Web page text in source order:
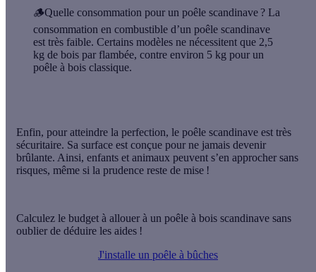
🪵Quelle consommation pour un poêle scandinave ? La
consommation en combustible d’un poêle scandinave
est très faible. Certains modèles ne nécessitent que 2,5
kg de bois par flambée, contre environ 5 kg pour un
poêle à bois classique.
Enfin, pour atteindre la perfection, le poêle scandinave est très
sécuritaire. Sa surface est conçue pour ne jamais devenir
brûlante. Ainsi, enfants et animaux peuvent s’en approcher sans
risques, même si la prudence reste de mise !
Calculez le budget à allouer à un poêle à bois scandinave sans
oublier de déduire les aides !
J'installe un poêle à bûches